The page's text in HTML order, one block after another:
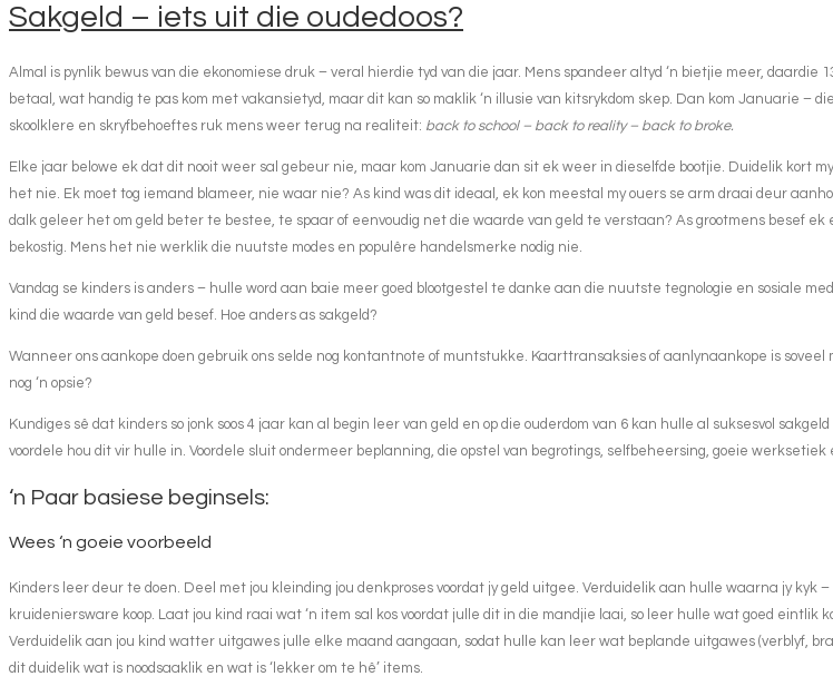
Sakgeld – iets uit die oudedoos?
Almal is pynlik bewus van die ekonomiese druk – veral hierdie tyd van die jaar. Mens spandeer altyd ‘n bietjie meer,
betaal, wat handig te pas kom met vakansietyd, maar dit kan so maklik ‘n illusie van kitsrykdom skep. Dan kom Januarie –
skoolklere en skryfbehoeftes ruk mens weer terug na realiteit: back to school – back to reality – back to broke.
Elke jaar belowe ek dat dit nooit weer sal gebeur nie, maar kom Januarie dan sit ek weer in dieselfde bootjie. Duidelik kort
het nie. Ek moet tog iemand blameer, nie waar nie? As kind was dit ideaal, ek kon meestal my ouers se arm draai deur
dalk geleer het om geld beter te bestee, te spaar of eenvoudig net die waarde van geld te verstaan? As grootmens besef
bekostig. Mens het nie werklik die nuutste modes en populêre handelsmerke nodig nie.
Vandag se kinders is anders – hulle word aan baie meer goed blootgestel te danke aan die nuutste tegnologie en sosiale
kind die waarde van geld besef. Hoe anders as sakgeld?
Wanneer ons aankope doen gebruik ons selde nog kontantnote of muntstukke. Kaarttransaksies of aanlynaankope is
nog ‘n opsie?
Kundiges sê dat kinders so jonk soos 4 jaar kan al begin leer van geld en op die ouderdom van 6 kan hulle al suksesvol
voordele hou dit vir hulle in. Voordele sluit ondermeer beplanning, die opstel van begrotings, selfbeheersing, goeie
‘n Paar basiese beginsels:
Wees ‘n goeie voorbeeld
Kinders leer deur te doen. Deel met jou kleinding jou denkproses voordat jy geld uitgee. Verduidelik aan hulle waarna jy
kruideniersware koop. Laat jou kind raai wat ‘n item sal kos voordat julle dit in die mandjie laai, so leer hulle wat goed eintlik
Verduidelik aan jou kind watter uitgawes julle elke maand aangaan, sodat hulle kan leer wat beplande uitgawes (verblyf,
dit duidelik wat is noodsaaklik en wat is ‘lekker om te hê’ items.